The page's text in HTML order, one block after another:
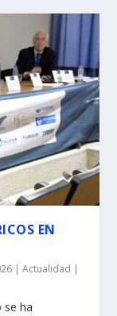
EN
|Actualidad |
se ha